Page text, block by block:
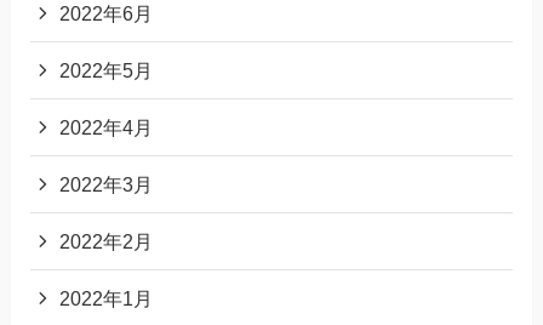
2022年6月
2022年5月
2022年4月
2022年3月
2022年2月
2022年1月